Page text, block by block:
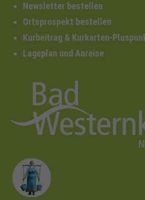
Newsletter bestellen
Ortsprospekt bestellen
Kurbeitrag & Kurkarten-
Lageplan und Anreise